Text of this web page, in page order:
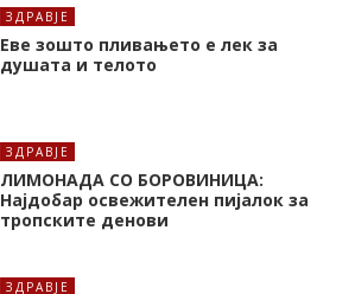
ЗДРАВЈЕ
Еве зошто пливањето е лек за
душата и телото
ЗДРАВЈЕ
ЛИМОНАДА СО БОРОВИНИЦА:
Најдобар освежителен пијалок за
тропските денови
ЗДРАВЈЕ